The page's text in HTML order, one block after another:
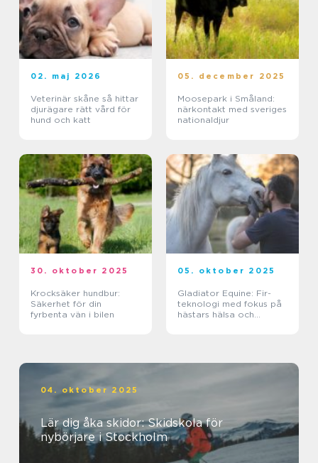
02. maj 2026
Veterinär skåne så hittar
djurägare rätt vård för
hund och katt
05. december 2025
Moosepark i Småland:
närkontakt med sveriges
nationaldjur
30. oktober 2025
Krocksäker hundbur:
Säkerhet för din
fyrbenta vän i bilen
05. oktober 2025
Gladiator Equine: Fir-
teknologi med fokus på
hästars hälsa och
04. oktober 2025
Lär dig åka skidor: Skidskola för
nybörjare i Stockholm